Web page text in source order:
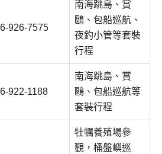
926-7575
南海跳島、賞
鷗、包船巡航、
夜釣小管等套裝
行程
922-1188
南海跳島、賞
鷗、包船巡航等
套裝行程
牡犡養殖場參
觀，桶盤嶼巡